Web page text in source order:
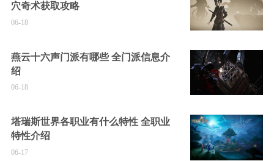
穴奇术获取攻略
06-18
燕云十六声门派有哪些 全门派信息介
绍
06-18
塔瑞斯世界各职业有什么特性 全职业
特性介绍
06-17